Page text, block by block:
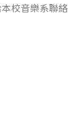
校音樂系聯絡